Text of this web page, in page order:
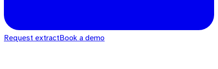
Request extractBook a demo